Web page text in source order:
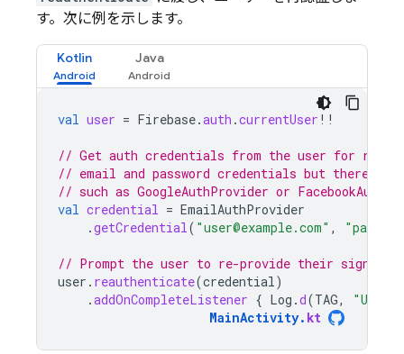
す。次に例を示します。
Kotlin Java
val user = Firebase.auth .currentUser !!
// Get auth credentials from the user for re-
// email and password credentials but there
// such as GoogleAuthProvider or
val credential = EmailAuthProvider
.getCredential( "user@example.com" ,
// Prompt the user to re-provide their sign-in
user . reauthenticate(credential)
.addOnCompleteListener { Log .d(TAG,
"User
MainActivity. kt